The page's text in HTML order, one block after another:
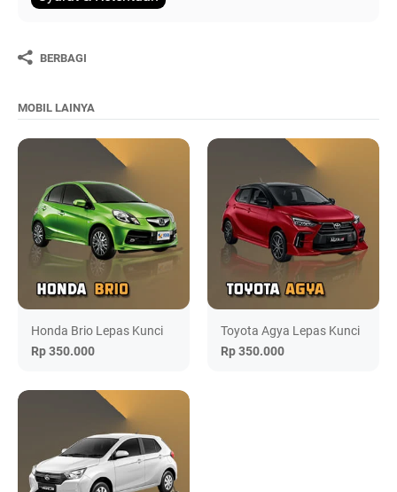
BERBAGI
MOBIL LAINYA
Honda Brio Lepas Kunci
Rp 350.000
Toyota Agya Lepas Kunci
Rp 350.000